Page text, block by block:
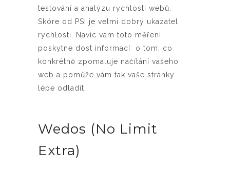
testování a analýzu rychlosti webů.
Skóre od PSI je velmi dobrý ukazatel
rychlosti. Navíc vám toto měření
poskytne dost informací o tom, co
konkrétně zpomaluje načítání vašeho
web a pomůže vám tak vaše stránky
lépe odladit.
Wedos (No Limit
Extra)